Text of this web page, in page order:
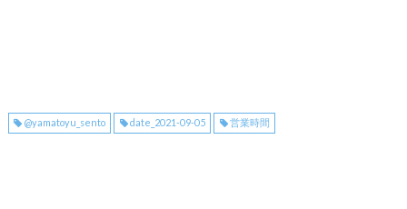
@yamatoyu_sento date_2021-09-05 営業時間